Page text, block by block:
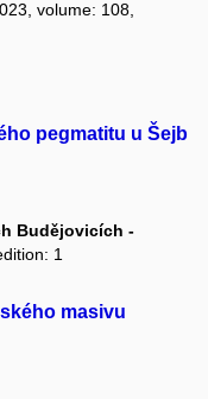
volume: 108,
pegmatitu u Šejb
Budějovicích -
1
masivu